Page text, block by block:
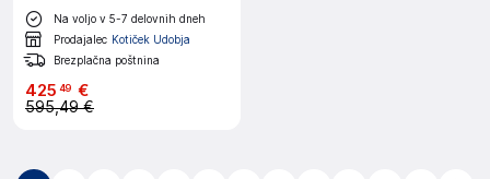
Na voljo v 5-7 delovnih dneh
Prodajalec Kotiček Udobja
Brezplačna poštnina
425 49 €
595,49 €